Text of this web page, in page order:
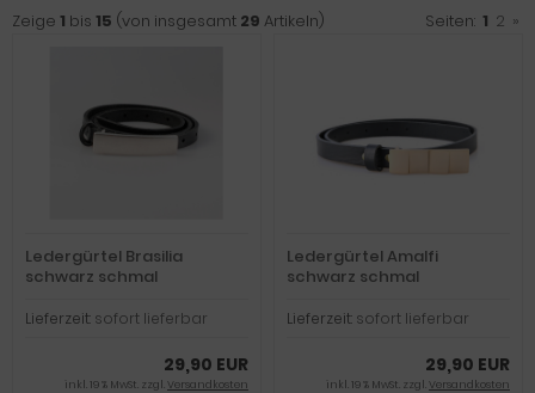
Zeige 1 bis 15 (von insgesamt 29 Artikeln) Seiten: 1 2 »
Ledergürtel Brasilia
schwarz schmal
Lieferzeit: sofort lieferbar
29,90 EUR
inkl. 19 % MwSt. zzgl.Versandkosten
Ledergürtel Amalfi
schwarz schmal
Lieferzeit: sofort lieferbar
29,90 EUR
inkl. 19 % MwSt. zzgl.Versandkosten